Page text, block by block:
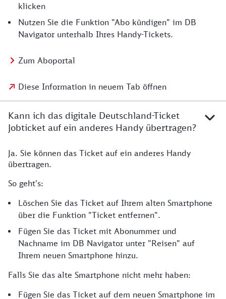
klicken
Nutzen Sie die Funktion "Abo kündigen" im DB
Navigator unterhalb Ihres Handy-Tickets.
Zum Aboportal
Diese Information in neuem Tab öffnen
Kann ich das digitale Deutschland-Ticket
Jobticket auf ein anderes Handy übertragen?
Ja. Sie können das Ticket auf ein anderes Handy
übertragen.
So geht's:
Löschen Sie das Ticket auf Ihrem alten Smartphone
über die Funktion "Ticket entfernen".
Fügen Sie das Ticket mit Abonummer und
Nachname im DB Navigator unter "Reisen" auf
Ihrem neuen Smartphone hinzu.
Falls Sie das alte Smartphone nicht mehr haben:
Fügen Sie das Ticket auf dem neuen Smartphone im